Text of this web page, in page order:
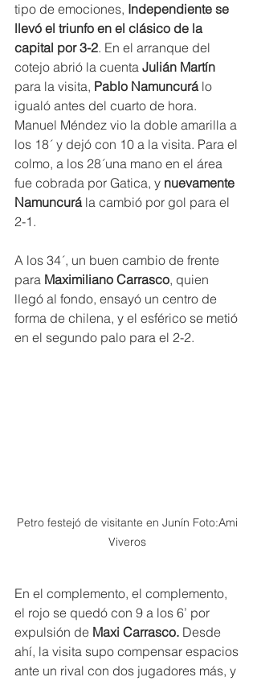
tipo de emociones, Independiente se
llevó el triunfo en el clásico de la
capital por 3-2. En el arranque del
cotejo abrió la cuenta Julián Martín
para la visita, Pablo Namuncurá lo
igualó antes del cuarto de hora.
Manuel Méndez vio la doble amarilla a
los 18´ y dejó con 10 a la visita. Para el
colmo, a los 28´una mano en el área
fue cobrada por Gatica, y nuevamente
Namuncurá la cambió por gol para el
2-1.
A los 34´, un buen cambio de frente
para Maximiliano Carrasco, quien
llegó al fondo, ensayó un centro de
forma de chilena, y el esférico se metió
en el segundo palo para el 2-2.
Petro festejó de visitante en Junín Foto:Ami
Viveros
En el complemento, el complemento,
el rojo se quedó con 9 a los 6’ por
expulsión de Maxi Carrasco. Desde
ahí, la visita supo compensar espacios
ante un rival con dos jugadores más, y